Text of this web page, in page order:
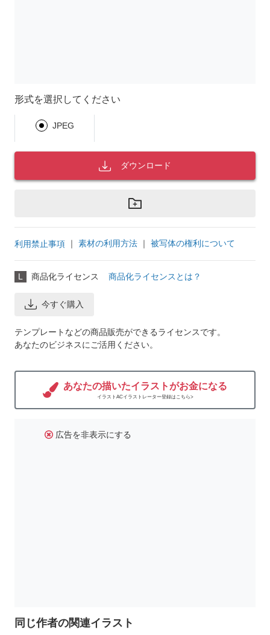
形式を選択してください
JPEG
ダウンロード
利用禁止事項 ｜ 素材の利用方法 ｜ 被写体の権利について
L 商品化ライセンス 商品化ライセンスとは？
今すぐ購入
テンプレートなどの商品販売ができるライセンスです。
あなたのビジネスにご活用ください。
あなたの描いたイラストがお金になる
イラストACイラストレーター登録はこちら>
広告を非表示にする
同じ作者の関連イラスト